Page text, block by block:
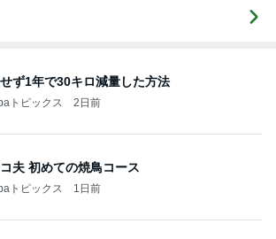
ず1年で30キロ減量した方法
トピックス 2日前
夫 初めての焼鳥コース
トピックス 1日前